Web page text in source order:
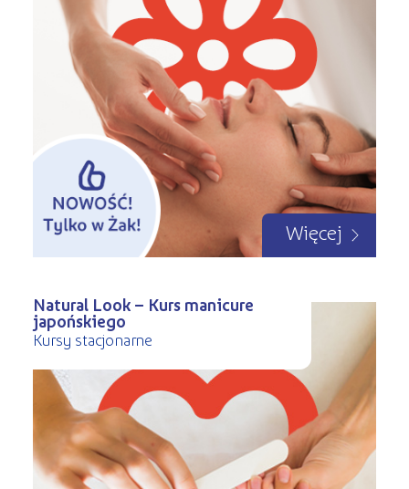
Więcej
Natural Look – Kurs manicure
japońskiego
Kursy stacjonarne